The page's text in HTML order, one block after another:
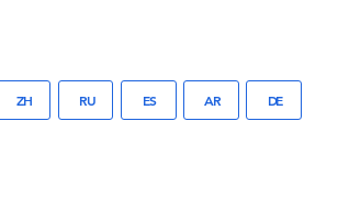
ZH RU ES AR DE